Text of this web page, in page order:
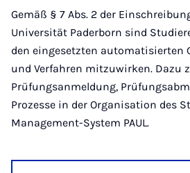
Gemäß § 7 Abs. 2 der
Universität Paderborn sind
den eingesetzten automatisierten
und Verfahren mitzuwirken. Dazu
Prüfungsanmeldung,
Prozesse in der Organisation des
Management-System PAUL.